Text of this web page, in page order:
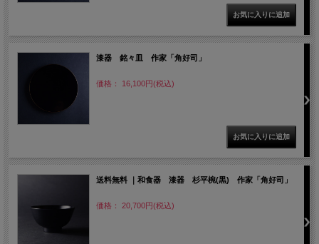
漆器 銘々皿 作家「角好司」
価格： 16,100円(税込)
送料無料 ｜和食器 漆器 杉平椀(黒) 作家「角好司」
価格： 20,700円(税込)